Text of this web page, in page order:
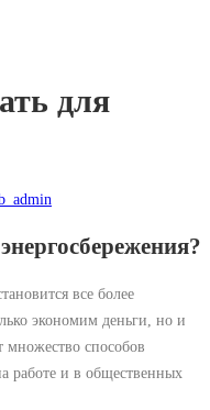
для
все более
экономим деньги, но и
способов
работе и в общественных